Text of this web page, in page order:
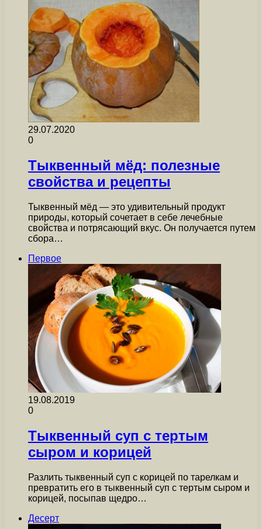
29.07.2020
0
Тыквенный мёд: полезные
свойства и рецепты
Тыквенный мёд — это удивительный продукт
природы, который сочетает в себе лечебные
свойства и потрясающий вкус. Он получается путем
сбора…
Первое
19.08.2019
0
Тыквенный суп с тертым
сыром и корицей
Разлить тыквенный суп с корицей по тарелкам и
превратить его в тыквенный суп с тертым сыром и
корицей, посыпав щедро…
Десерт